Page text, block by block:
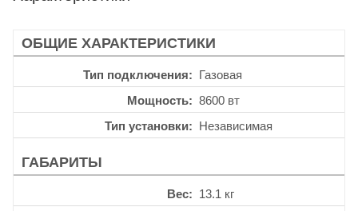
ОБЩИЕ ХАРАКТЕРИСТИКИ
Тип подключения
Газовая
Мощность
8600 вт
Тип установки
Независимая
ГАБАРИТЫ
Вес
13.1 кг